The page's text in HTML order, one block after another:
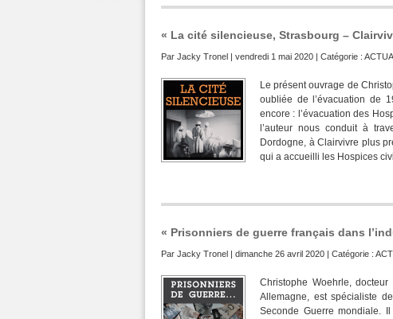
« La cité silencieuse, Strasbourg –
Par Jacky Tronel | vendredi 1 mai 2020 | Catégorie :
Le présent ouvrage de
oubliée de l’évacuation de
encore : l’évacuation des
l’auteur nous conduit à
Dordogne, à Clairvivre plus
qui a accueilli les Hospices
« Prisonniers de guerre français dans
Par Jacky Tronel | dimanche 26 avril 2020 | Catégorie :
Christophe Woehrle,
Allemagne, est spécialiste
Seconde Guerre mondiale.